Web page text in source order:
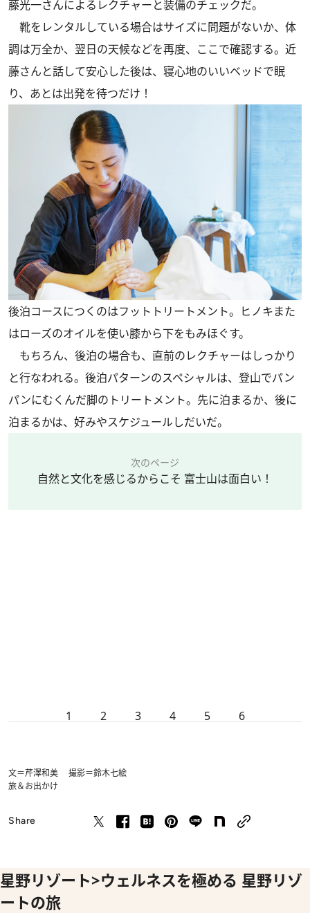
藤光一さんによるレクチャーと装備のチェックだ。
靴をレンタルしている場合はサイズに問題がないか、体
調は万全か、翌日の天候などを再度、ここで確認する。近
藤さんと話して安心した後は、寝心地のいいベッドで眠
り、あとは出発を待つだけ！
後泊コースにつくのはフットトリートメント。ヒノキまた
はローズのオイルを使い膝から下をもみほぐす。
もちろん、後泊の場合も、直前のレクチャーはしっかり
と行なわれる。後泊パターンのスペシャルは、登山でパン
パンにむくんだ脚のトリートメント。先に泊まるか、後に
泊まるかは、好みやスケジュールしだいだ。
次のページ
自然と文化を感じるからこそ 富士山は面白い！
1 2 3 4 5 6
文＝芹澤和美 撮影＝鈴木七絵
旅＆お出かけ
Share
星野リゾート>ウェルネスを極める 星野リゾ
ートの旅